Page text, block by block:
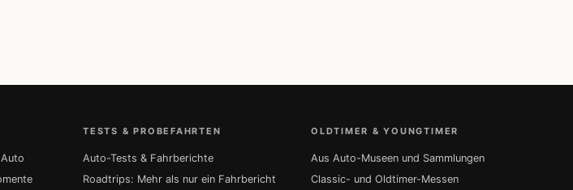
TESTS & PROBEFAHRTEN
Auto-Tests & Fahrberichte
Roadtrips: Mehr als nur ein Fahrbericht
OLDTIMER & YOUNGTIMER
Aus Auto-Museen und Sammlungen
Classic- und Oldtimer-Messen